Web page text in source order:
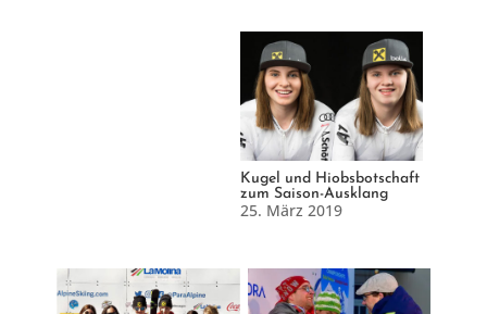
Kugel und Hiobsbotschaft
zum Saison-Ausklang
25. März 2019